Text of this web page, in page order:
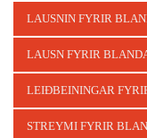
LAUSNIN FYRIR
LAUSN FYRIR
LEIÐBEININGAR
STREYMI FYRIR